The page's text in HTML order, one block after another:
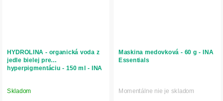
HYDROLINA - organická voda z
jedle bielej pre
hyperpigmentáciu - 150 ml - INA
Skladom
Maskina medovková - 60 g - INA
Essentials
Momentálne nie je skladom